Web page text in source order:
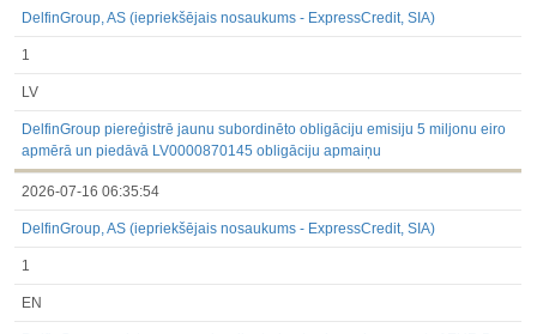
DelfinGroup, AS (iepriekšējais nosaukums - ExpressCredit, SIA)
1
LV
DelfinGroup piereģistrē jaunu subordinēto obligāciju emisiju 5 miljonu eiro
apmērā un piedāvā LV0000870145 obligāciju apmaiņu
2026-07-16 06:35:54
DelfinGroup, AS (iepriekšējais nosaukums - ExpressCredit, SIA)
1
EN